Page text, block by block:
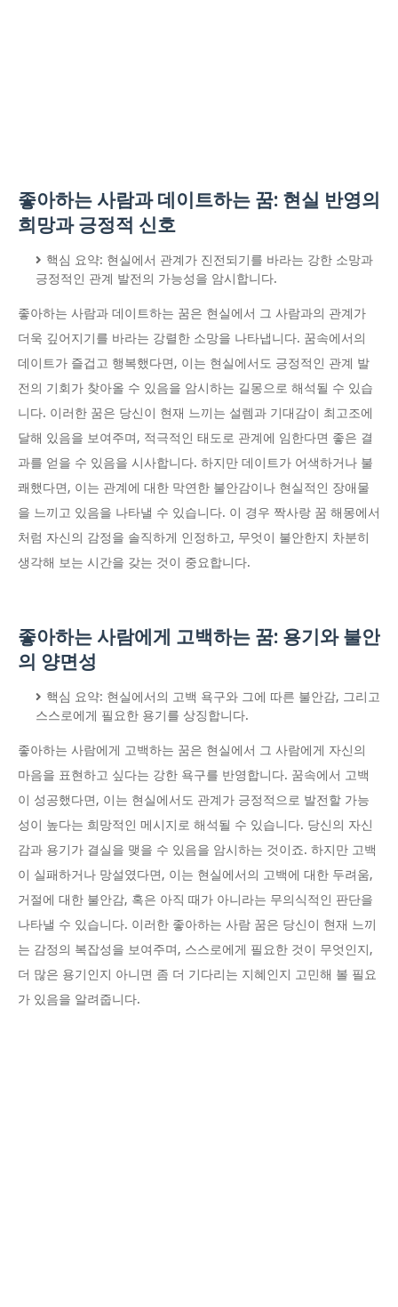
좋아하는 사람과 데이트하는 꿈: 현실 반영의
희망과 긍정적 신호
핵심 요약: 현실에서 관계가 진전되기를 바라는 강한 소망과
긍정적인 관계 발전의 가능성을 암시합니다.
좋아하는 사람과 데이트하는 꿈은 현실에서 그 사람과의 관계가
더욱 깊어지기를 바라는 강렬한 소망을 나타냅니다. 꿈속에서의
데이트가 즐겁고 행복했다면, 이는 현실에서도 긍정적인 관계 발
전의 기회가 찾아올 수 있음을 암시하는 길몽으로 해석될 수 있습
니다. 이러한 꿈은 당신이 현재 느끼는 설렘과 기대감이 최고조에
달해 있음을 보여주며, 적극적인 태도로 관계에 임한다면 좋은 결
과를 얻을 수 있음을 시사합니다. 하지만 데이트가 어색하거나 불
쾌했다면, 이는 관계에 대한 막연한 불안감이나 현실적인 장애물
을 느끼고 있음을 나타낼 수 있습니다. 이 경우 짝사랑 꿈 해몽에서
처럼 자신의 감정을 솔직하게 인정하고, 무엇이 불안한지 차분히
생각해 보는 시간을 갖는 것이 중요합니다.
좋아하는 사람에게 고백하는 꿈: 용기와 불안
의 양면성
핵심 요약: 현실에서의 고백 욕구와 그에 따른 불안감, 그리고
스스로에게 필요한 용기를 상징합니다.
좋아하는 사람에게 고백하는 꿈은 현실에서 그 사람에게 자신의
마음을 표현하고 싶다는 강한 욕구를 반영합니다. 꿈속에서 고백
이 성공했다면, 이는 현실에서도 관계가 긍정적으로 발전할 가능
성이 높다는 희망적인 메시지로 해석될 수 있습니다. 당신의 자신
감과 용기가 결실을 맺을 수 있음을 암시하는 것이죠. 하지만 고백
이 실패하거나 망설였다면, 이는 현실에서의 고백에 대한 두려움,
거절에 대한 불안감, 혹은 아직 때가 아니라는 무의식적인 판단을
나타낼 수 있습니다. 이러한 좋아하는 사람 꿈은 당신이 현재 느끼
는 감정의 복잡성을 보여주며, 스스로에게 필요한 것이 무엇인지,
더 많은 용기인지 아니면 좀 더 기다리는 지혜인지 고민해 볼 필요
가 있음을 알려줍니다.